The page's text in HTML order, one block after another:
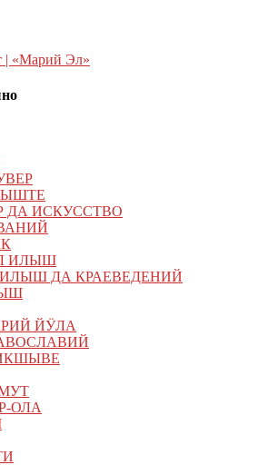
ДА ИСКУССТВО
ИЛЫШ
ДА КРАЕВЕДЕНИЙ
ЙӰЛА
ОЛА